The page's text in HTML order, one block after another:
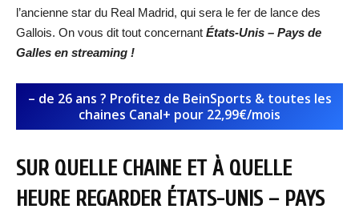
l’ancienne star du Real Madrid, qui sera le fer de lance des
Gallois. On vous dit tout concernant États-Unis – Pays de
Galles en streaming !
– de 26 ans ? Profitez de BeinSports & toutes les
chaines Canal+ pour 22,99€/mois
SUR QUELLE CHAINE ET À QUELLE
HEURE REGARDER ÉTATS-UNIS – PAYS